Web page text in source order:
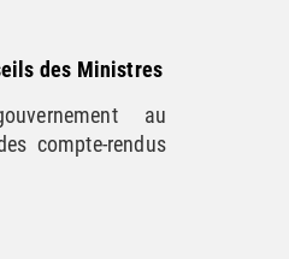
des Ministres
au
compte-rendus